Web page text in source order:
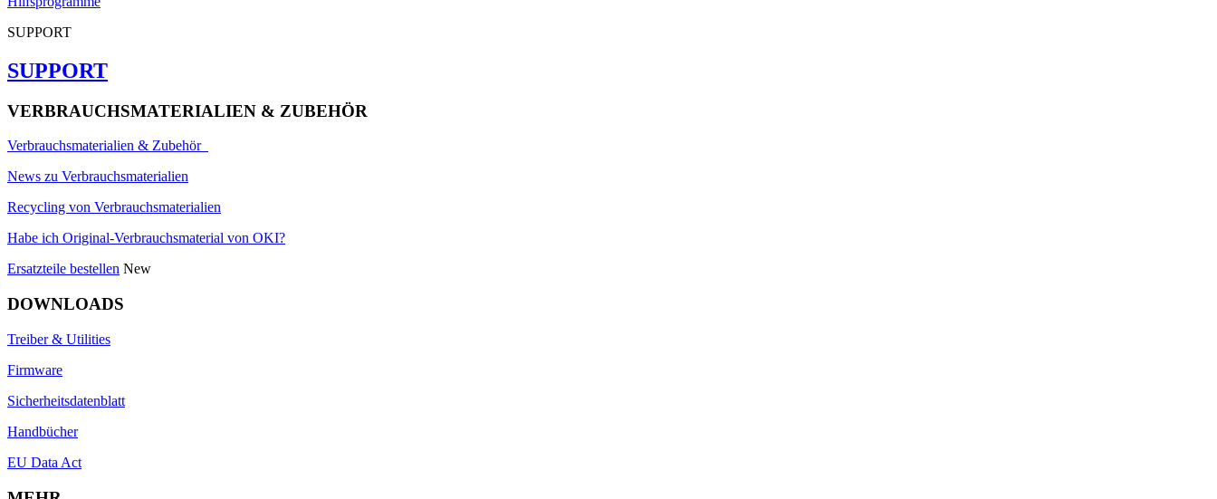
SUPPORT
SUPPORT
VERBRAUCHSMATERIALIEN & ZUBEHÖR
Verbrauchsmaterialien & Zubehör
News zu Verbrauchsmaterialien
Recycling von Verbrauchsmaterialien
Habe ich Original-Verbrauchsmaterial von OKI?
Ersatzteile bestellen New
DOWNLOADS
Treiber & Utilities
Firmware
Sicherheitsdatenblatt
Handbücher
EU Data Act